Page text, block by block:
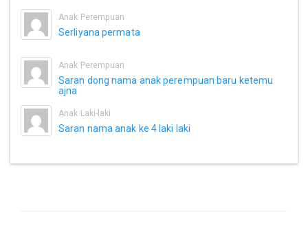
Anak Perempuan
Serliyana permata
Anak Perempuan
Saran dong nama anak perempuan baru ketemu
ajna
Anak Laki-laki
Saran nama anak ke 4 laki laki